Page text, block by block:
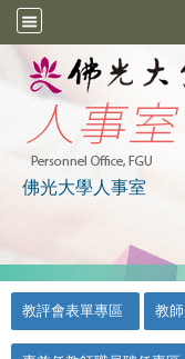
佛光大學人事室
教評會表單專區 教